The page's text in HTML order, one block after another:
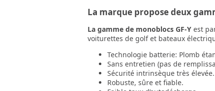
La marque propose deux
La gamme de monoblocs GF-Y est
voiturettes de golf et bateaux
Technologie batterie: Plomb
Sans entretien (pas de
Sécurité intrinsèque très élevée.
Robuste, sûre et fiable.